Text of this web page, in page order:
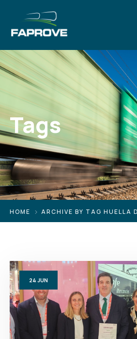
Tags
HOME ARCHIVE BY TAG HUELLA
24 JUN